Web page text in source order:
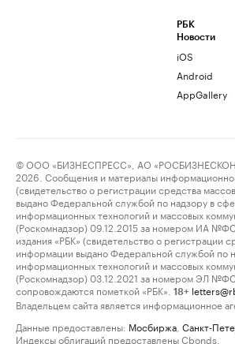
РБК
Новости
iOS
Android
AppGallery
© ООО «БИЗНЕСПРЕСС», АО
2026. Сообщения и материалы
(свидетельство о регистрации средства
выдано Федеральной службой по надзору в
информационных технологий и массовых
(Роскомнадзор) 09.12.2015 за номером ИА
издания «РБК» (свидетельство о регистрации
информации выдано Федеральной службой по
информационных технологий и массовых
(Роскомнадзор) 03.12.2021 за номером ЭЛ
сопровождаются пометкой «РБК».
18+
Владельцем сайта является информационное
Данные предоставлены: Мосбиржа Санкт-
Индексы облигаций предоставлены Cbonds.